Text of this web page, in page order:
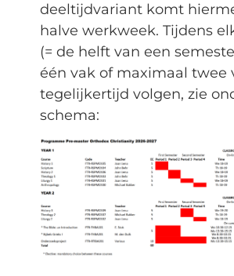
deeltijdvariant komt
halve werkweek. Tijdens
(= de helft van een
één vak of maximaal twee
tegelijkertijd volgen, zie
schema: